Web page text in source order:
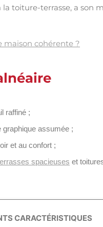
toiture-terrasse, a son
maison cohérente ?
raffiné ;
assumée ;
et au confort ;
spacieuses et
CARACTÉRISTIQUES